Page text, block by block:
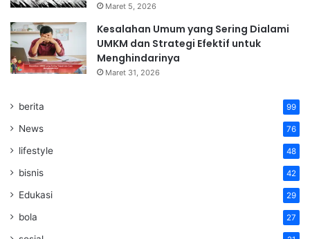
Maret 5, 2026
Kesalahan Umum yang Sering Dialami
UMKM dan Strategi Efektif untuk
Menghindarinya
Maret 31, 2026
berita 99
News 76
lifestyle 48
bisnis 42
Edukasi 29
bola 27